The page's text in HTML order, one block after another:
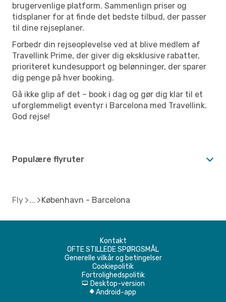
brugervenlige platform. Sammenlign priser og
tidsplaner for at finde det bedste tilbud, der passer
til dine rejseplaner.
Forbedr din rejseoplevelse ved at blive medlem af
Travellink Prime, der giver dig eksklusive rabatter,
prioriteret kundesupport og belønninger, der sparer
dig penge på hver booking.
Gå ikke glip af det – book i dag og gør dig klar til et
uforglemmeligt eventyr i Barcelona med Travellink.
God rejse!
Populære flyruter
Fly København - Barcelona
Kontakt
OFTE STILLEDE SPØRGSMÅL
Generelle vilkår og betingelser
Cookiepolitik
Fortrolighedspolitik
d Desktop-version
A Android-app